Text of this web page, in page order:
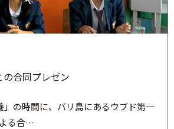
合同プレゼン
」の時間に、バリ島にあるウブド第一
る合…